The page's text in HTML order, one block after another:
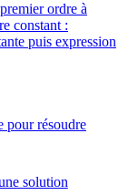
+
b
ordre à
constant :
puis expression
pour résoudre
solution